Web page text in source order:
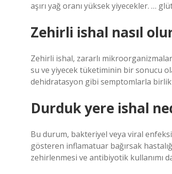
aşırı yağ oranı yüksek yiyecekler. …
Zehirli ishal nasıl
Zehirli ishal, zararlı
su ve yiyecek tüketiminin bir sonucu
dehidratasyon gibi semptomlarla
Durduk yere ishal
Bu durum, bakteriyel veya viral
gösteren inflamatuar bağırsak
zehirlenmesi ve antibiyotik kullanımı